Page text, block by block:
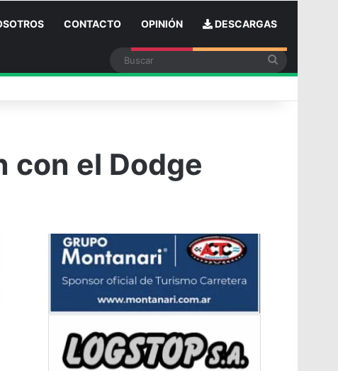
CONTACTO OPINIÓN DESCARGAS
con el Dodge